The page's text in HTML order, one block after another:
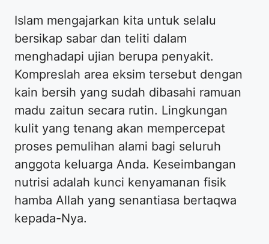
Islam mengajarkan kita untuk selalu
bersikap sabar dan teliti dalam
menghadapi ujian berupa penyakit.
Kompreslah area eksim tersebut dengan
kain bersih yang sudah dibasahi ramuan
madu zaitun secara rutin. Lingkungan
kulit yang tenang akan mempercepat
proses pemulihan alami bagi seluruh
anggota keluarga Anda. Keseimbangan
nutrisi adalah kunci kenyamanan fisik
hamba Allah yang senantiasa bertaqwa
kepada-Nya.